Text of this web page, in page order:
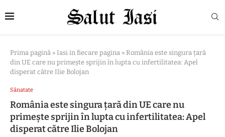
Prima pagină » Iasi in fiecare pagina » România este singura țară
din UE care nu primește sprijin în lupta cu infertilitatea: Apel
disperat către Ilie Bolojan
Sănatate
România este singura țară din UE care nu
primește sprijin în lupta cu infertilitatea: Apel
disperat către Ilie Bolojan